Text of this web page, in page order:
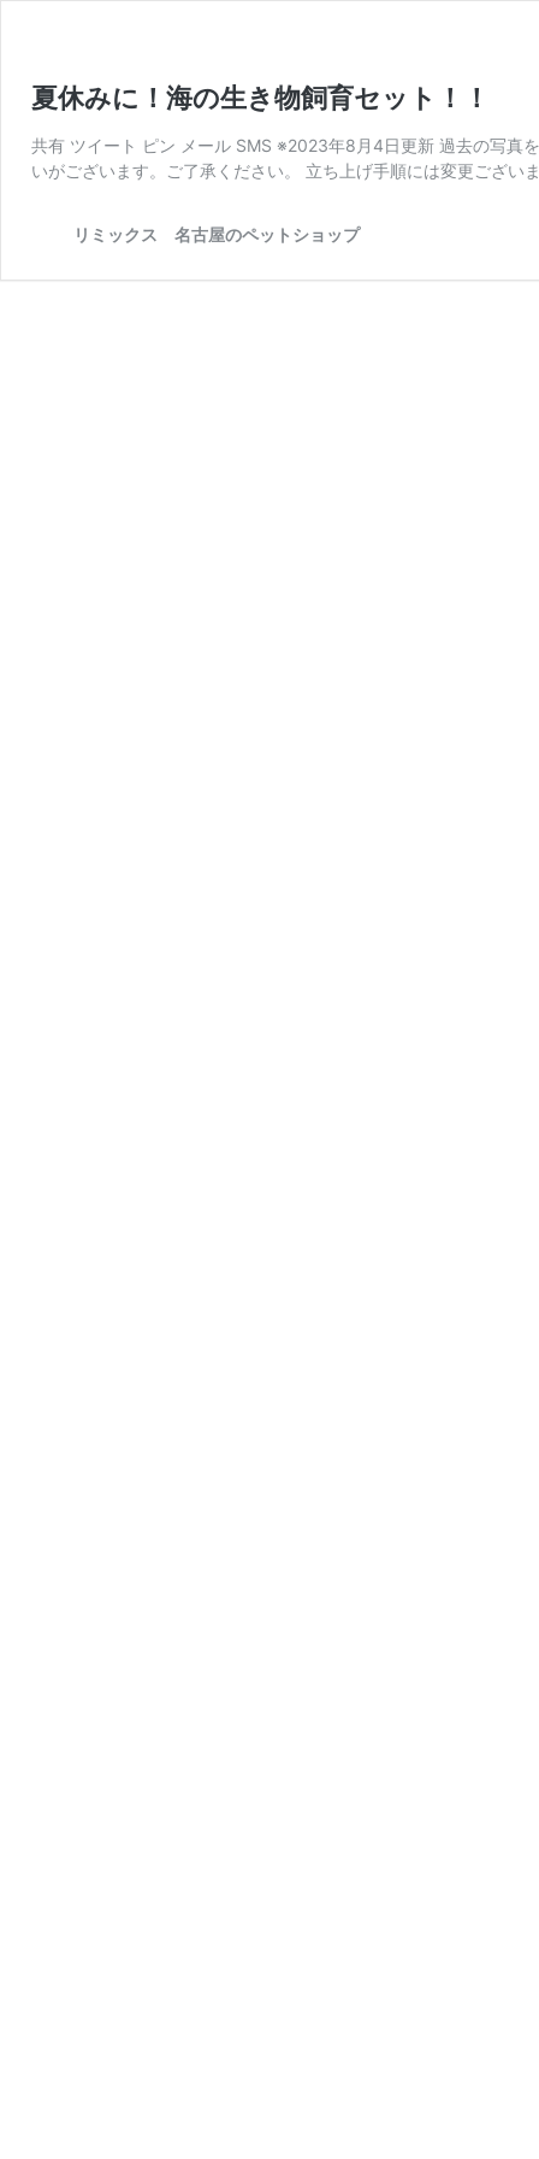
夏休みに！海の生き物飼育セット！！
共有 ツイート ピン メール SMS ※2023年8月4日更新 過去の写真
いがございます。ご了承ください。 立ち上げ手順には変更ござい
リミックス 名古屋のペットショップ